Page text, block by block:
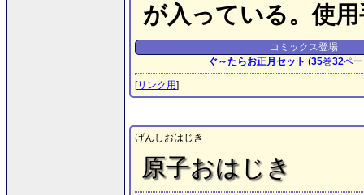
が入っている。使
コミックス登場
ぐ～たらお正月セット (35巻32ペ
[リンク用]
げんしおはじき
原子おはじき